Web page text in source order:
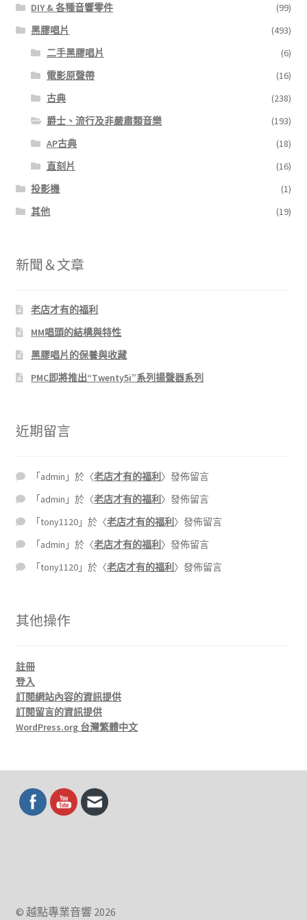
DIY & 各種音響零件
(99)
黑膠唱片
(493)
二手黑膠唱片
(6)
電影原聲帶
(16)
古典
(238)
爵士、流行及非嚴肅類音樂
(193)
AP古典
(18)
直刻片
(16)
投影機
(1)
其他
(19)
新聞＆文章
老店才有的福利
MM唱頭的結構與特性
黑膠唱片的保養與收藏
PMC即將推出“Twenty5i”系列揚聲器系列
近期留言
「admin 」於〈老店才有的福利 〉發佈留言
「admin 」於〈老店才有的福利 〉發佈留言
「tony1120 」於〈老店才有的福利 〉發佈留言
「admin 」於〈老店才有的福利 〉發佈留言
「tony1120 」於〈老店才有的福利 〉發佈留言
其他操作
註冊
登入
訂閱網站內容的資訊提供
訂閱留言的資訊提供
WordPress.org 台灣繁體中文
© 越點專業音響 2026